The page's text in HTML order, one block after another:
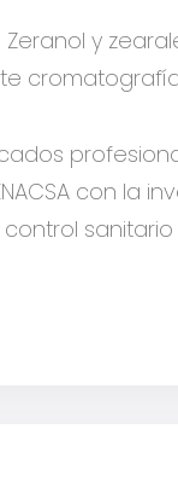
y
con la
sanitario